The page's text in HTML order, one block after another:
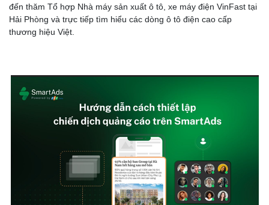
đến thăm Tổ hợp Nhà máy sản xuất ô tô, xe máy điện VinFast tại
Hải Phòng và trực tiếp tìm hiểu các dòng ô tô điện cao cấp
thương hiệu Việt.